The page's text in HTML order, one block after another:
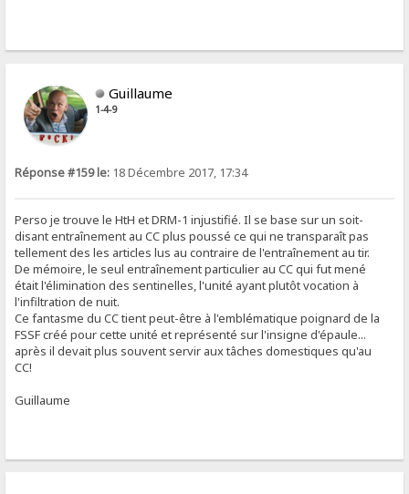
Guillaume
1-4-9
Réponse #159 le: 18 Décembre 2017, 17:34
Perso je trouve le HtH et DRM-1 injustifié. Il se base sur un soit-
disant entraînement au CC plus poussé ce qui ne transparaît pas
tellement des les articles lus au contraire de l'entraînement au tir.
De mémoire, le seul entraînement particulier au CC qui fut mené
était l'élimination des sentinelles, l'unité ayant plutôt vocation à
l'infiltration de nuit.
Ce fantasme du CC tient peut-être à l'emblématique poignard de la
FSSF créé pour cette unité et représenté sur l'insigne d'épaule...
après il devait plus souvent servir aux tâches domestiques qu'au
CC!
Guillaume